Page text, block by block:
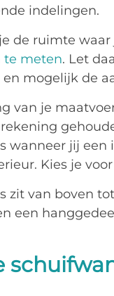
indelingen.
de ruimte
te meten. Let
mogelijk de
van je
wanneer jij
Kies je
zit van boven
een